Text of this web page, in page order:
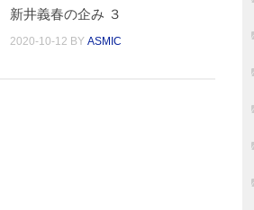
新井義春の企み ３
2020-10-12 BYASMIC